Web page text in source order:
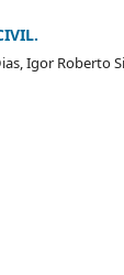
Igor